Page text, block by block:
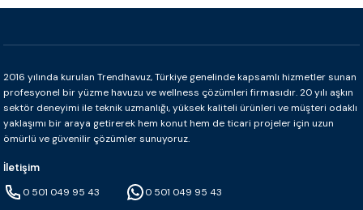
2016 yılında kurulan Trendhavuz, Türkiye genelinde kapsamlı hizmetler sunan
profesyonel bir yüzme havuzu ve wellness çözümleri firmasıdır. 20 yılı aşkın
sektör deneyimi ile teknik uzmanlığı, yüksek kaliteli ürünleri ve müşteri odaklı
yaklaşımı bir araya getirerek hem konut hem de ticari projeler için uzun
ömürlü ve güvenilir çözümler sunuyoruz.
İletişim
0 501 049 95 43
0 501 049 95 43